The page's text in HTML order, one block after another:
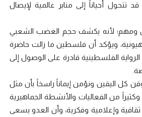
تتحول أحياناً إلى منابر عالمية لإيصال
ومهم؛ لأنه يكشف حجم الغضب الشعبي
ويؤكد أن فلسطين ما زالت حاضرة
الفلسطينية قادرة على الوصول إلى
كل اليقين ونؤمن إيماناً راسخاً بأن مثل
من الفعاليات والأنشطة الجماهيرية
ثقافية وإعلامية وفكرية، وأن العدو يسعى